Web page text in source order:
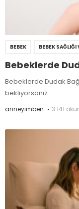
BEBEK BEBEK SAĞLIĞI
Bebeklerde
Bebeklerde Dudak
bekliyorsanız...
anneyimben 3.141